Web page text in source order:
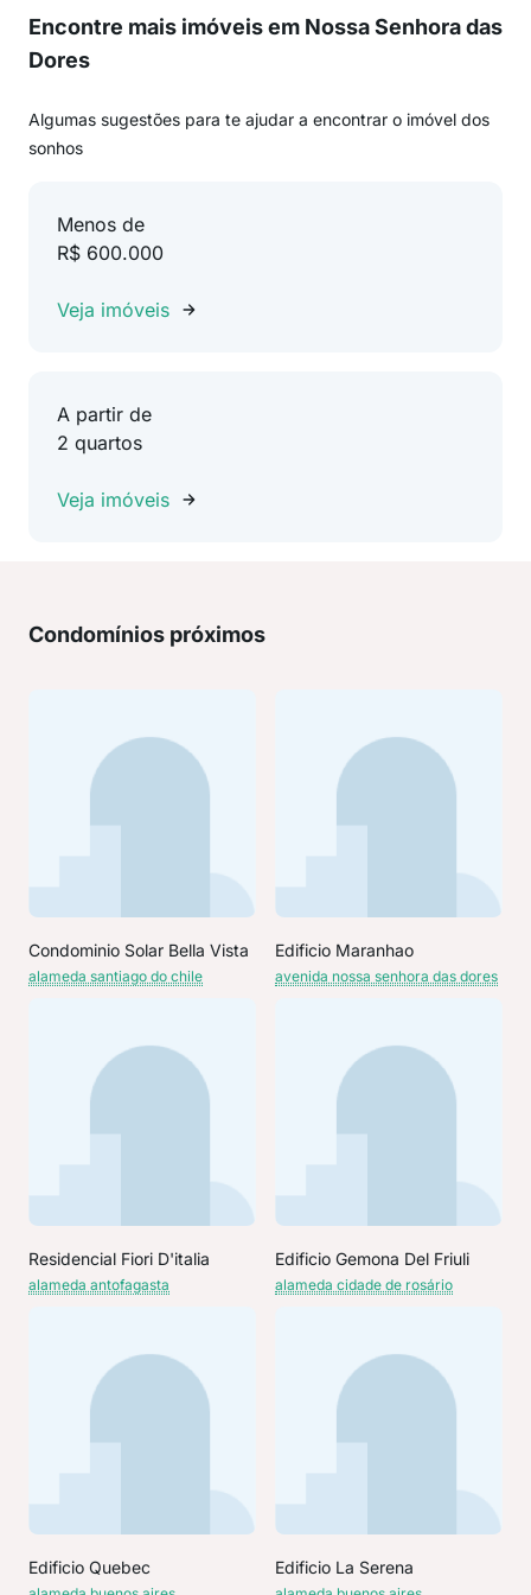
Encontre mais imóveis em Nossa Senhora das
Dores
Algumas sugestões para te ajudar a encontrar o imóvel dos
sonhos
Menos de
R$ 600.000
Veja imóveis
A partir de
2 quartos
Veja imóveis
Condomínios próximos
Condominio Solar Bella Vista
alameda santiago do chile
Edificio Maranhao
avenida nossa senhora das dores
Residencial Fiori D'italia
alameda antofagasta
Edificio Gemona Del Friuli
alameda cidade de rosário
Edificio Quebec Edificio La Serena